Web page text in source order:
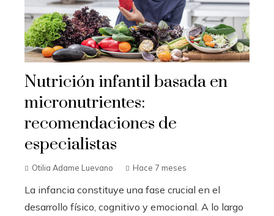
Nutrición infantil basada en
micronutrientes:
recomendaciones de
especialistas
Otilia Adame Luevano Hace 7 meses
La infancia constituye una fase crucial en el
desarrollo físico, cognitivo y emocional. A lo largo